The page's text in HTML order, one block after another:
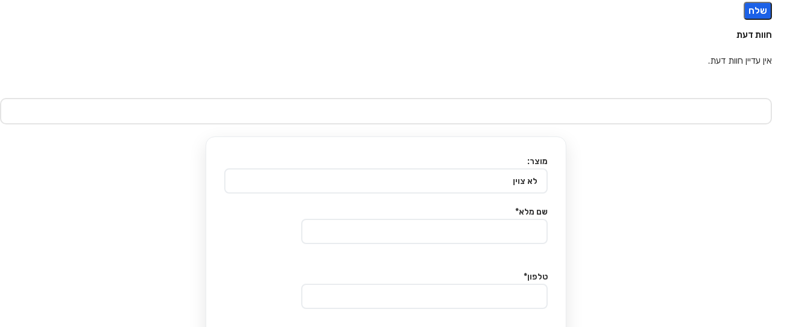
חוות דעת
אין עדיין חוות דעת.
מוצר:
שם מלא*
טלפון*